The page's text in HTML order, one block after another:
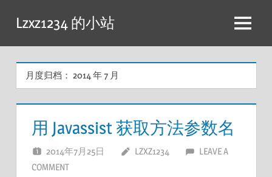
内
Lzxz1234 的小站
菜
单
月度归档： 2014 年 7 月
用 Javassist 获取方法参数名
2014年7月25日 LZXZ1234
LEAVE A
COMMENT